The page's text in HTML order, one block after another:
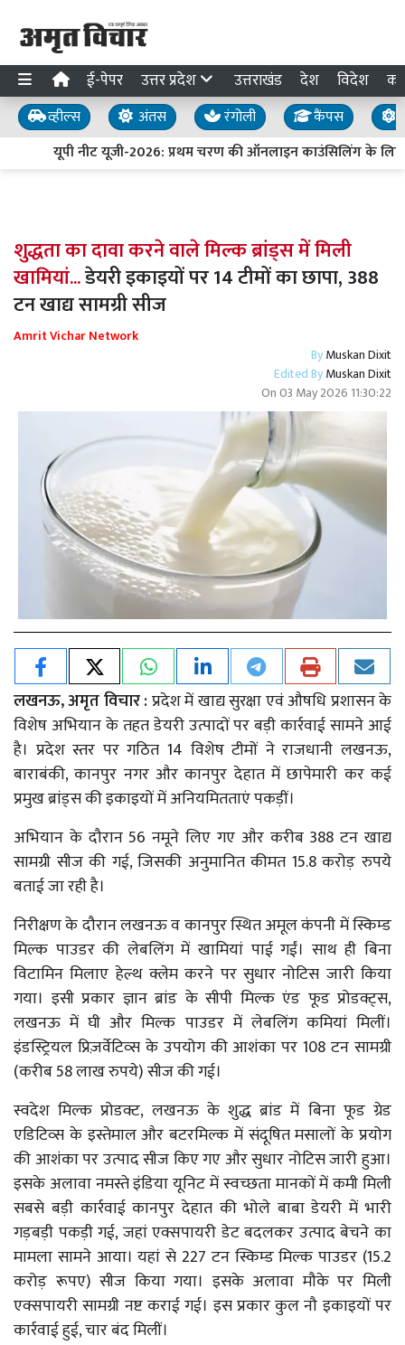
ई-पेपर उत्तर प्रदेश उत्तराखंड देश विदेश
व्हील्स अंतस रंगोली कैंपस
यूपी नीट यूजी-2026: प्रथम चरण की ऑनलाइन काउंसिलिंग के
शुद्धता का दावा करने वाले मिल्क ब्रांड्स में मिली
खामियां...डेयरी इकाइयों पर 14 टीमों का छापा, 388
टन खाद्य सामग्री सीज
Amrit Vichar Network
ByMuskan Dixit
Edited ByMuskan Dixit
On03 May 2026 11:30:22
लखनऊ, अमृत विचार :प्रदेश में खाद्य सुरक्षा एवं औषधि प्रशासन के
विशेष अभियान के तहत डेयरी उत्पादों पर बड़ी कार्रवाई सामने आई
है। प्रदेश स्तर पर गठित 14 विशेष टीमों ने राजधानी लखनऊ,
बाराबंकी, कानपुर नगर और कानपुर देहात में छापेमारी कर कई
प्रमुख ब्रांड्स की इकाइयों में अनियमितताएं पकड़ीं।
अभियान के दौरान 56 नमूने लिए गए और करीब 388 टन खाद्य
सामग्री सीज की गई, जिसकी अनुमानित कीमत 15.8 करोड़ रुपये
बताई जा रही है।
निरीक्षण के दौरान लखनऊ व कानपुर स्थित अमूल कंपनी में स्किम्ड
मिल्क पाउडर की लेबलिंग में खामियां पाई गईं। साथ ही बिना
विटामिन मिलाए हेल्थ क्लेम करने पर सुधार नोटिस जारी किया
गया। इसी प्रकार ज्ञान ब्रांड के सीपी मिल्क एंड फूड प्रोडक्ट्स,
लखनऊ में घी और मिल्क पाउडर में लेबलिंग कमियां मिलीं।
इंडस्ट्रियल प्रिज़र्वेटिव्स के उपयोग की आशंका पर 108 टन सामग्री
(करीब 58 लाख रुपये) सीज की गई।
स्वदेश मिल्क प्रोडक्ट, लखनऊ के शुद्ध ब्रांड में बिना फूड ग्रेड
एडिटिव्स के इस्तेमाल और बटरमिल्क में संदूषित मसालों के प्रयोग
की आशंका पर उत्पाद सीज किए गए और सुधार नोटिस जारी हुआ।
इसके अलावा नमस्ते इंडिया यूनिट में स्वच्छता मानकों में कमी मिली
सबसे बड़ी कार्रवाई कानपुर देहात की भोले बाबा डेयरी में भारी
गड़बड़ी पकड़ी गई, जहां एक्सपायरी डेट बदलकर उत्पाद बेचने का
मामला सामने आया। यहां से 227 टन स्किम्ड मिल्क पाउडर (15.2
करोड़ रूपए) सीज किया गया। इसके अलावा मौके पर मिली
एक्सपायरी सामग्री नष्ट कराई गई। इस प्रकार कुल नौ इकाइयों पर
कार्रवाई हुई, चार बंद मिलीं।